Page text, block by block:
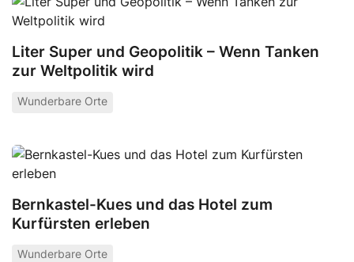
Liter Super und Geopolitik – Wenn Tanken
zur Weltpolitik wird
Wunderbare Orte
Bernkastel-Kues und das Hotel zum
Kurfürsten erleben
Wunderbare Orte